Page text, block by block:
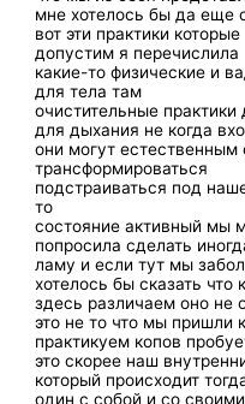
мне хотелось бы да еще
вот эти практики которые
допустим я перечислила
какие-то физические и
для тела там
очистительные
для дыхания не когда
они могут естественным
трансформироваться
подстраиваться под
то
состояние активный мы
попросила сделать
ламу и если тут мы
хотелось бы сказать что
здесь различаем оно не
это не то что мы пришли
практикуем копов
это скорее наш
который происходит
один с собой и со